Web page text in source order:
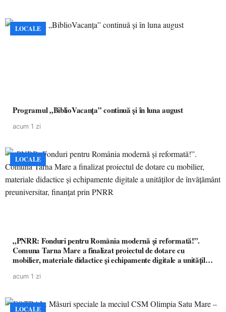
LOCALE
Programul „BiblioVacanța” continuă și în luna august
acum 1 zi
LOCALE
„PNRR: Fonduri pentru România modernă și reformată!”.
Comuna Tarna Mare a finalizat proiectul de dotare cu
mobilier, materiale didactice și echipamente digitale a unităților
acum 1 zi
LOCALE